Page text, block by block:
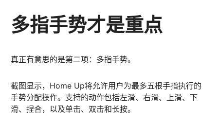
多指手势才是重点
真正有意思的是第二项：多指手势。
截图显示，Home Up将允许用户为最多五根手指执行的
手势分配操作。支持的动作包括左滑、右滑、上滑、下
滑、捏合，以及单击、双击和长按。